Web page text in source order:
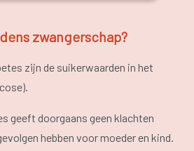
zwangerschap?
zijn de suikerwaarden in het
geeft doorgaans geen klachten
hebben voor moeder en kind.